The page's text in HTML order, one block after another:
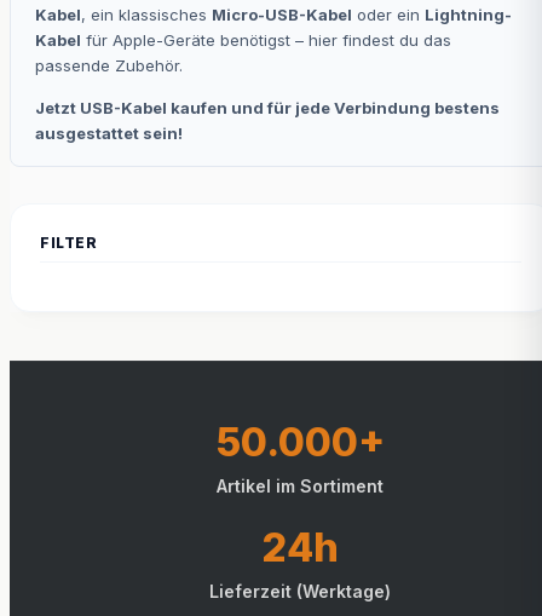
Kabel, ein klassisches Micro-USB-Kabel oder ein Lightning-
Kabel für Apple-Geräte benötigst – hier findest du das
passende Zubehör.
Jetzt USB-Kabel kaufen und für jede Verbindung bestens
ausgestattet sein!
50.000+
Artikel im Sortiment
24h
Lieferzeit (Werktage)